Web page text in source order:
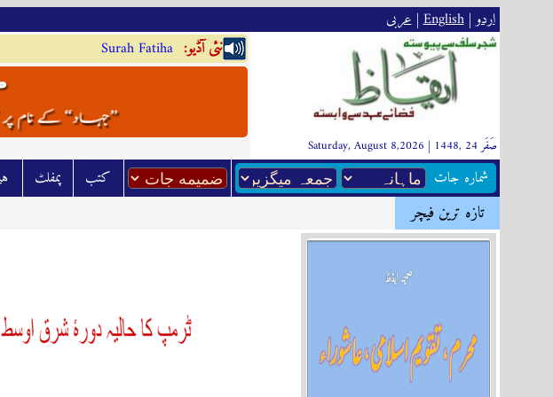
عربى|English|اردو
Surah Fatiha :نئى آڈيو
Saturday, August 8,2026 | 1448, صَفَر 24
پمفلٹ کتب شماره جات
تازہ ترين فیچر